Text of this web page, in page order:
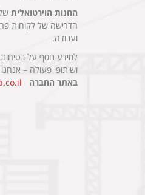
החנות הוירטואלית
הדרישה של לקוחות
ועבודה.
למידע נוסף על
ושיתופי פעולה –
באתר החברה